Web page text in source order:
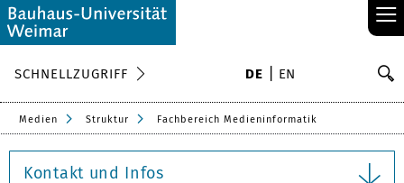
≡
SCHNELLZUGRIFF DE EN
Medien Struktur Fachbereich Medieninformatik
Kontakt und Infos